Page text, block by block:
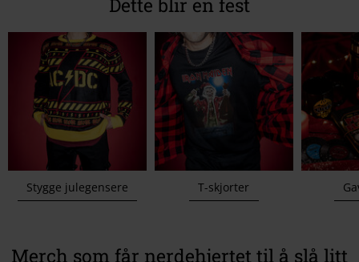
Dette blir en fest
Stygge julegensere T-skjorter
Merch som får nerdehjertet til å slå litt